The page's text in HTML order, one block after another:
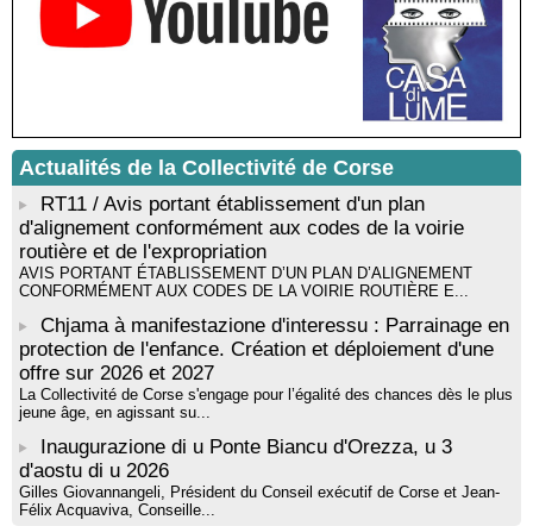
Mise en musique d’un livre jeunesse par Annik Meschinet,
musicienne pédagogue : Ateliers d’expression sonore, vocale,
rythmique et corporelle - Mediateca territuriale di Santa Lucia di
! Événement reporté ! Cycle de conférences peinture animé
par Alexandre Dominati - Mediateca territuriale di Santa Lucia di
Tallà
Actualités de la Collectivité de Corse
RT11 / Avis portant établissement d'un plan
d'alignement conformément aux codes de la voirie
routière et de l'expropriation
AVIS PORTANT ÉTABLISSEMENT D’UN PLAN D’ALIGNEMENT
CONFORMÉMENT AUX CODES DE LA VOIRIE ROUTIÈRE E...
Chjama à manifestazione d'interessu : Parrainage en
protection de l'enfance. Création et déploiement d'une
offre sur 2026 et 2027
La Collectivité de Corse s'engage pour l’égalité des chances dès le plus
jeune âge, en agissant su...
Inaugurazione di u Ponte Biancu d'Orezza, u 3
d'aostu di u 2026
Gilles Giovannangeli, Président du Conseil exécutif de Corse et Jean-
Félix Acquaviva, Conseille...